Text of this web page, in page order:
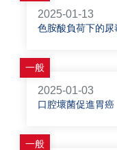
2025-01-13
色胺酸負荷下的
一般
2025-01-03
口腔壞菌促進胃癌
一般